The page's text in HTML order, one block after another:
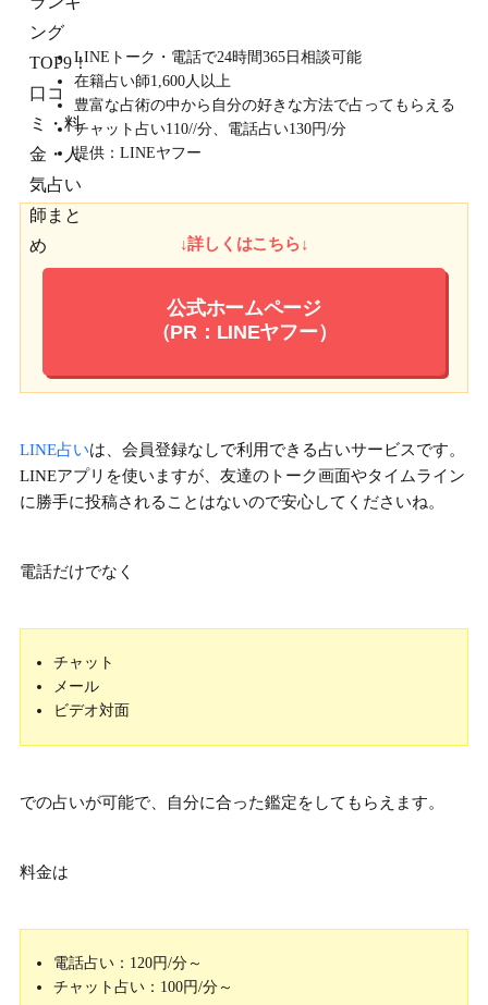
LINEトーク・電話で24時間365日相談可能
在籍占い師1,600人以上
豊富な占術の中から自分の好きな方法で占ってもらえる
チャット占い110//分、電話占い130円/分
提供：LINEヤフー
↓詳しくはこちら↓
公式ホームページ
（PR：LINEヤフー）
LINE占いは、 会員登録なしで利用できる占いサービスです。
LINEアプリを使いますが、友達のトーク画面やタイムライン
に勝手に投稿されることはないので安心してくださいね。
電話だけでなく
チャット
メール
ビデオ対面
での占いが可能で、自分に合った鑑定をしてもらえます。
料金は
電話占い：120円/分～
チャット占い：100円/分～